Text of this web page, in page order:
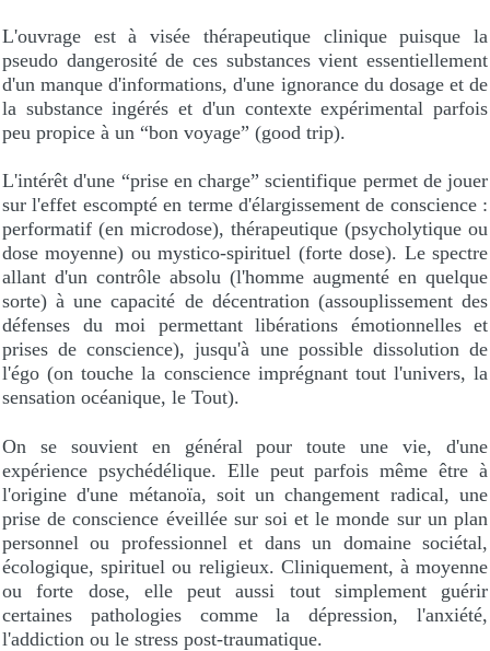
L'ouvrage est à visée thérapeutique clinique puisque la
pseudo dangerosité de ces substances vient essentiellement
d'un manque d'informations, d'une ignorance du dosage et de
la substance ingérés et d'un contexte expérimental parfois
peu propice à un “bon voyage” (good trip).
L'intérêt d'une “prise en charge” scientifique permet de jouer
sur l'effet escompté en terme d'élargissement de conscience :
performatif (en microdose), thérapeutique (psycholytique ou
dose moyenne) ou mystico-spirituel (forte dose). Le spectre
allant d'un contrôle absolu (l'homme augmenté en quelque
sorte) à une capacité de décentration (assouplissement des
défenses du moi permettant libérations émotionnelles et
prises de conscience), jusqu'à une possible dissolution de
l'égo (on touche la conscience imprégnant tout l'univers, la
sensation océanique, le Tout).
On se souvient en général pour toute une vie, d'une
expérience psychédélique. Elle peut parfois même être à
l'origine d'une métanoïa, soit un changement radical, une
prise de conscience éveillée sur soi et le monde sur un plan
personnel ou professionnel et dans un domaine sociétal,
écologique, spirituel ou religieux. Cliniquement, à moyenne
ou forte dose, elle peut aussi tout simplement guérir
certaines pathologies comme la dépression, l'anxiété,
l'addiction ou le stress post-traumatique.